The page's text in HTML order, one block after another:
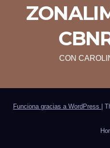
CON
Funciona gracias a WordPress